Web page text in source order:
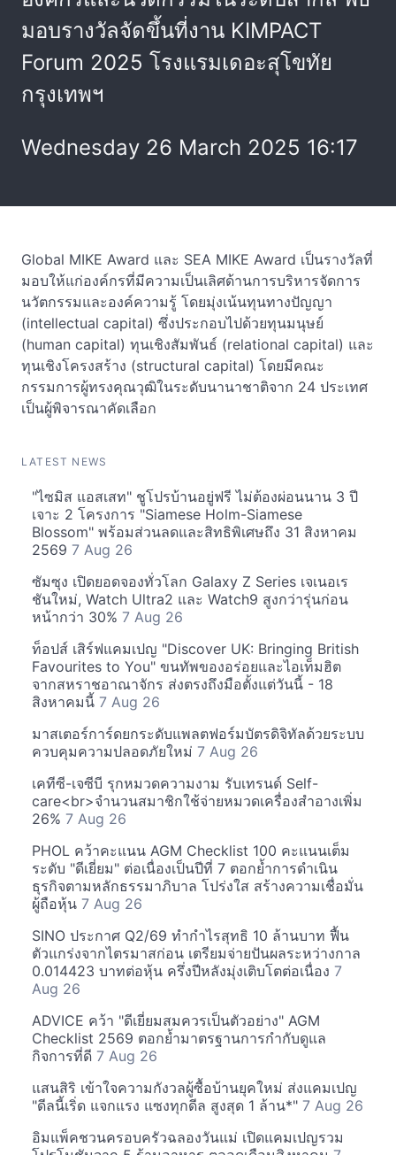
มอบรางวัลจัดขึ้นที่งาน KIMPACT
Forum 2025 โรงแรมเดอะสุโขทัย
กรุงเทพฯ
Wednesday 26 March 2025 16:17
Global MIKE Award และ SEA MIKE Award เป็นรางวัลที่
มอบให้แก่องค์กรที่มีความเป็นเลิศด้านการบริหารจัดการ
นวัตกรรมและองค์ความรู้ โดยมุ่งเน้นทุนทางปัญญา
(intellectual capital) ซึ่งประกอบไปด้วยทุนมนุษย์
(human capital) ทุนเชิงสัมพันธ์ (relational capital) และ
ทุนเชิงโครงสร้าง (structural capital) โดยมีคณะ
กรรมการผู้ทรงคุณวุฒิในระดับนานาชาติจาก 24 ประเทศ
เป็นผู้พิจารณาคัดเลือก
LATEST NEWS
"ไซมิส แอสเสท" ชูโปรบ้านอยู่ฟรี ไม่ต้องผ่อนนาน 3 ปี
เจาะ 2 โครงการ "Siamese Holm-Siamese
Blossom" พร้อมส่วนลดและสิทธิพิเศษถึง 31 สิงหาคม
2569 7 Aug 26
ซัมซุง เปิดยอดจองทั่วโลก Galaxy Z Series เจเนอเร
ชันใหม่, Watch Ultra2 และ Watch9 สูงกว่ารุ่นก่อน
หน้ากว่า 30% 7 Aug 26
ท็อปส์ เสิร์ฟแคมเปญ "Discover UK: Bringing British
Favourites to You" ขนทัพของอร่อยและไอเท็มฮิต
จากสหราชอาณาจักร ส่งตรงถึงมือตั้งแต่วันนี้ - 18
สิงหาคมนี้ 7 Aug 26
มาสเตอร์การ์ดยกระดับแพลตฟอร์มบัตรดิจิทัลด้วยระบบ
ควบคุมความปลอดภัยใหม่ 7 Aug 26
เคทีซี-เจซีบี รุกหมวดความงาม รับเทรนด์ Self-
care<br>จำนวนสมาชิกใช้จ่ายหมวดเครื่องสำอางเพิ่ม
26% 7 Aug 26
PHOL คว้าคะแนน AGM Checklist 100 คะแนนเต็ม
ระดับ "ดีเยี่ยม" ต่อเนื่องเป็นปีที่ 7 ตอกย้ำการดำเนิน
ธุรกิจตามหลักธรรมาภิบาล โปร่งใส สร้างความเชื่อมั่น
ผู้ถือหุ้น 7 Aug 26
SINO ประกาศ Q2/69 ทำกำไรสุทธิ 10 ล้านบาท ฟื้น
ตัวแกร่งจากไตรมาสก่อน เตรียมจ่ายปันผลระหว่างกาล
0.014423 บาทต่อหุ้น ครึ่งปีหลังมุ่งเติบโตต่อเนื่อง 7
Aug 26
ADVICE คว้า "ดีเยี่ยมสมควรเป็นตัวอย่าง" AGM
Checklist 2569 ตอกย้ำมาตรฐานการกำกับดูแล
กิจการที่ดี 7 Aug 26
แสนสิริ เข้าใจความกังวลผู้ซื้อบ้านยุคใหม่ ส่งแคมเปญ
"ดีลนี้เริ่ด แจกแรง แซงทุกดีล สูงสุด 1 ล้าน*" 7 Aug 26
อิมแพ็คชวนครอบครัวฉลองวันแม่ เปิดแคมเปญรวม